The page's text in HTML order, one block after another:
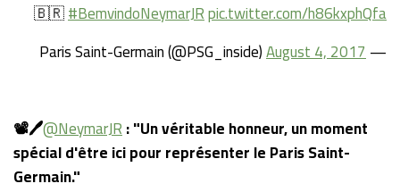
🇧🇷#BemvindoNeymarJRpic.twitter.com/h86kxphQfa
— Paris Saint-Germain (@PSG_inside)
August 4, 2017
📽🖊@NeymarJR: "Un véritable honneur, un moment
spécial d'être ici pour représenter le Paris Saint-
Germain."